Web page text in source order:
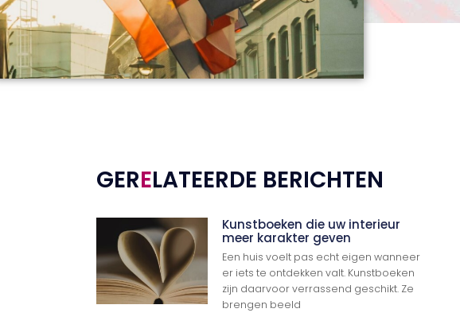
GERELATEERDE BERICHTEN
Kunstboeken die uw interieur
meer karakter geven
Een huis voelt pas echt eigen wanneer
er iets te ontdekken valt. Kunstboeken
zijn daarvoor verrassend geschikt. Ze
brengen beeld